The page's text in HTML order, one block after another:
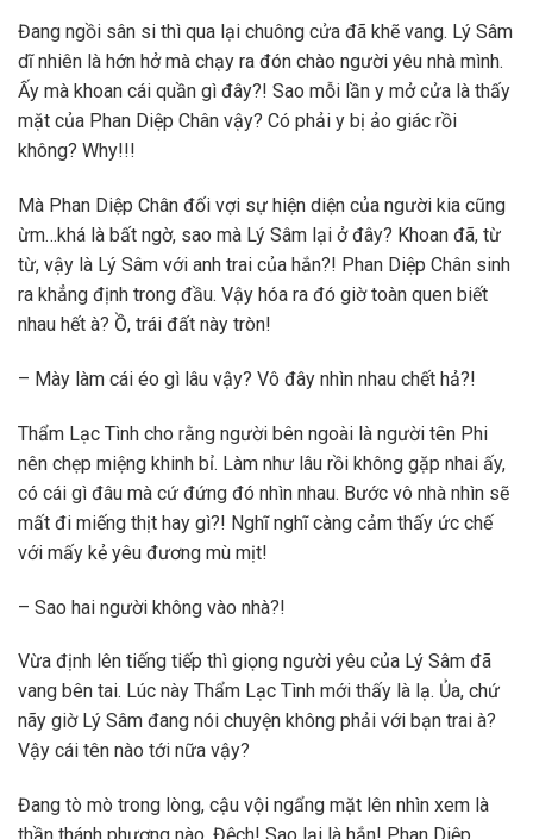
Đang ngồi sân si thì qua lại chuông cửa đã khẽ vang. Lý Sâm
dĩ nhiên là hớn hở mà chạy ra đón chào người yêu nhà mình.
Ấy mà khoan cái quần gì đây?! Sao mỗi lần y mở cửa là thấy
mặt của Phan Diệp Chân vậy? Có phải y bị ảo giác rồi
không? Why!!!
Mà Phan Diệp Chân đối vợi sự hiện diện của người kia cũng
ừm…khá là bất ngờ, sao mà Lý Sâm lại ở đây? Khoan đã, từ
từ, vậy là Lý Sâm với anh trai của hắn?! Phan Diệp Chân sinh
ra khẳng định trong đầu. Vậy hóa ra đó giờ toàn quen biết
nhau hết à? Ồ, trái đất này tròn!
– Mày làm cái éo gì lâu vậy? Vô đây nhìn nhau chết hả?!
Thẩm Lạc Tình cho rằng người bên ngoài là người tên Phi
nên chẹp miệng khinh bỉ. Làm như lâu rồi không gặp nhai ấy,
có cái gì đâu mà cứ đứng đó nhìn nhau. Bước vô nhà nhìn sẽ
mất đi miếng thịt hay gì?! Nghĩ nghĩ càng cảm thấy ức chế
với mấy kẻ yêu đương mù mịt!
– Sao hai người không vào nhà?!
Vừa định lên tiếng tiếp thì giọng người yêu của Lý Sâm đã
vang bên tai. Lúc này Thẩm Lạc Tình mới thấy là lạ. Ủa, chứ
nãy giờ Lý Sâm đang nói chuyện không phải với bạn trai à?
Vậy cái tên nào tới nữa vậy?
Đang tò mò trong lòng, cậu vội ngẩng mặt lên nhìn xem là